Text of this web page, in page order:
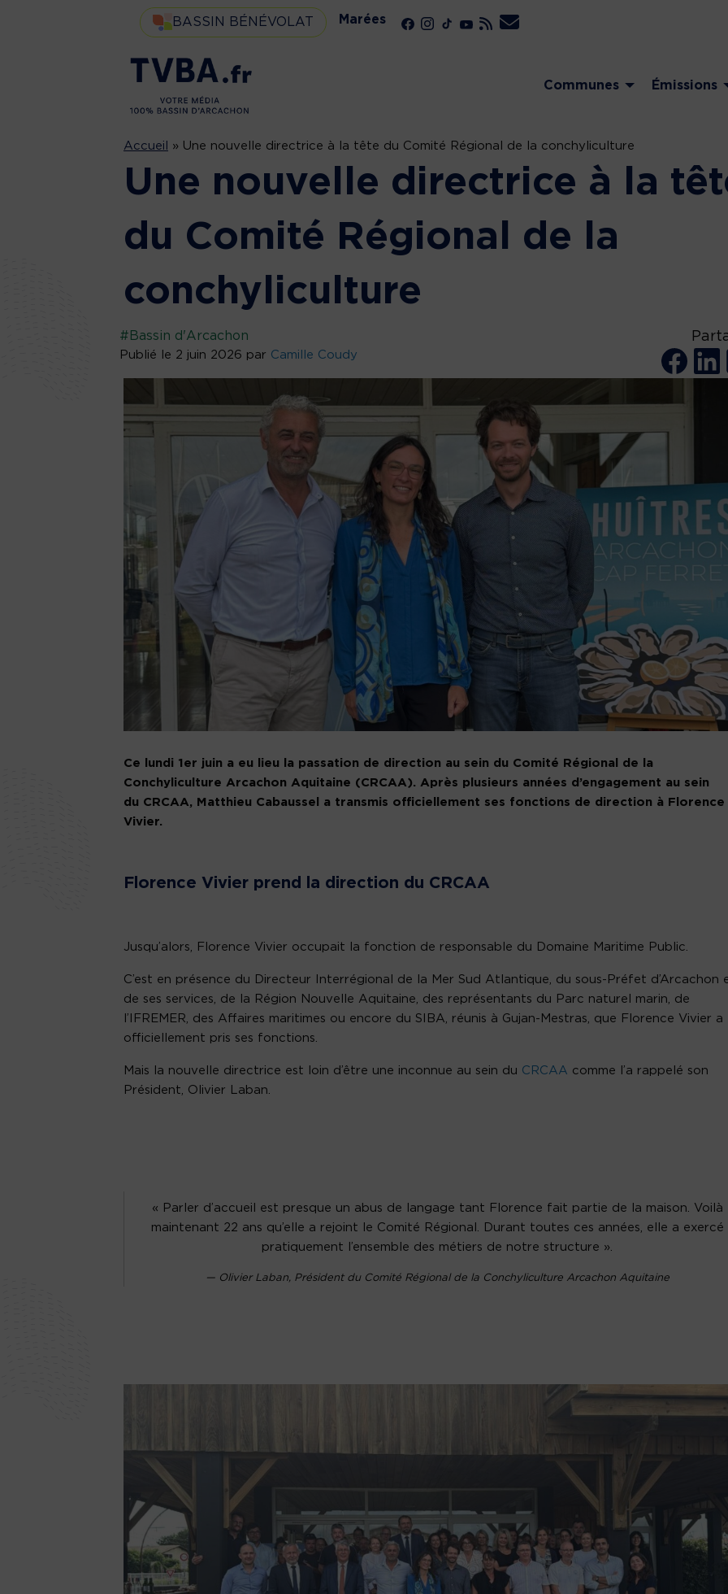
BASSIN BÉNÉVOLAT Marées
Communes Émissions
Accueil » Une nouvelle directrice à la tête du Comité Régional de la conchyliculture
Une nouvelle directrice à la
du Comité Régional de la
conchyliculture
#Bassin d'Arcachon
Publié le 2 juin 2026 par Camille Coudy
Ce lundi 1er juin a eu lieu la passation de direction au sein du Comité Régional de la
Conchyliculture Arcachon Aquitaine (CRCAA). Après plusieurs années d’engagement au sein
du CRCAA, Matthieu Cabaussel a transmis officiellement ses fonctions de direction à Florence
Vivier.
Florence Vivier prend la direction du CRCAA
Jusqu’alors, Florence Vivier occupait la fonction de responsable du Domaine Maritime Public.
C’est en présence du Directeur Interrégional de la Mer Sud Atlantique, du sous-Préfet d’Arcachon
de ses services, de la Région Nouvelle Aquitaine, des représentants du Parc naturel marin, de
l’IFREMER, des Affaires maritimes ou encore du SIBA, réunis à Gujan-Mestras, que Florence Vivier a
officiellement pris ses fonctions.
Mais la nouvelle directrice est loin d’être une inconnue au sein du CRCAA comme l’a rappelé son
Président, Olivier Laban.
« Parler d’accueil est presque un abus de langage tant Florence fait partie de la maison. Voilà
maintenant 22 ans qu’elle a rejoint le Comité Régional. Durant toutes ces années, elle a exercé
pratiquement l’ensemble des métiers de notre structure ».
Olivier Laban, Président du Comité Régional de la Conchyliculture Arcachon Aquitaine